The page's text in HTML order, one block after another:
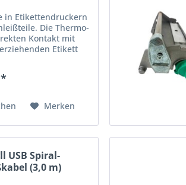
in Etikettendruckern
Die Thermo­
Kontakt mit
Etikett
im Laufe der Zeit
Abrieb. Wird der
Merken
USB Spiral-
(3,0 m)